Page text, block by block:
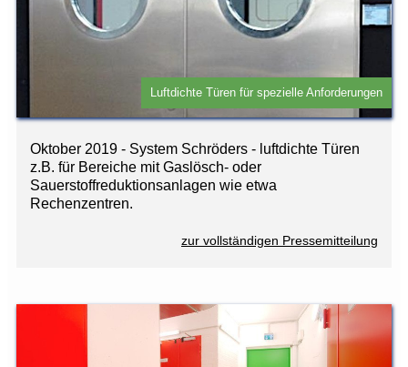
Luftdichte Türen für spezielle Anforderungen
Oktober 2019 - System Schröders - luftdichte Türen
z.B. für Bereiche mit Gaslösch- oder
Sauerstoffreduktionsanlagen wie etwa
Rechenzentren.
zur vollständigen Pressemitteilung